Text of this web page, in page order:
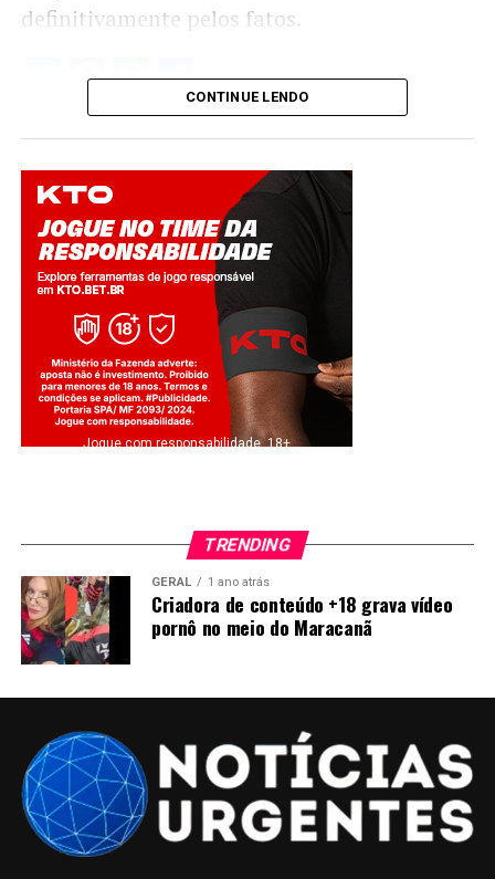
definitivamente pelos fatos.
Twitter
Facebook
WhatsApp
Share
CONTINUE LENDO
Jogue com responsabilidade. 18+
TRENDING
GERAL 1 ano atrás
Criadora de conteúdo +18 grava vídeo
pornô no meio do Maracanã